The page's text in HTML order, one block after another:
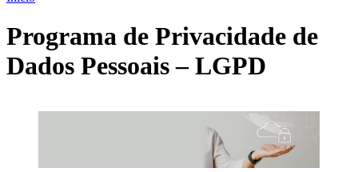
Programa de Privacidade de
Dados Pessoais – LGPD